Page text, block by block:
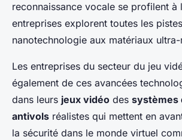
reconnaissance vocale se profilent à
entreprises explorent toutes les
nanotechnologie aux matériaux ultra-
Les entreprises du secteur du jeu
également de ces avancées
dans leurs jeux vidéo des systèmes
antivols réalistes qui mettent en
la sécurité dans le monde virtuel